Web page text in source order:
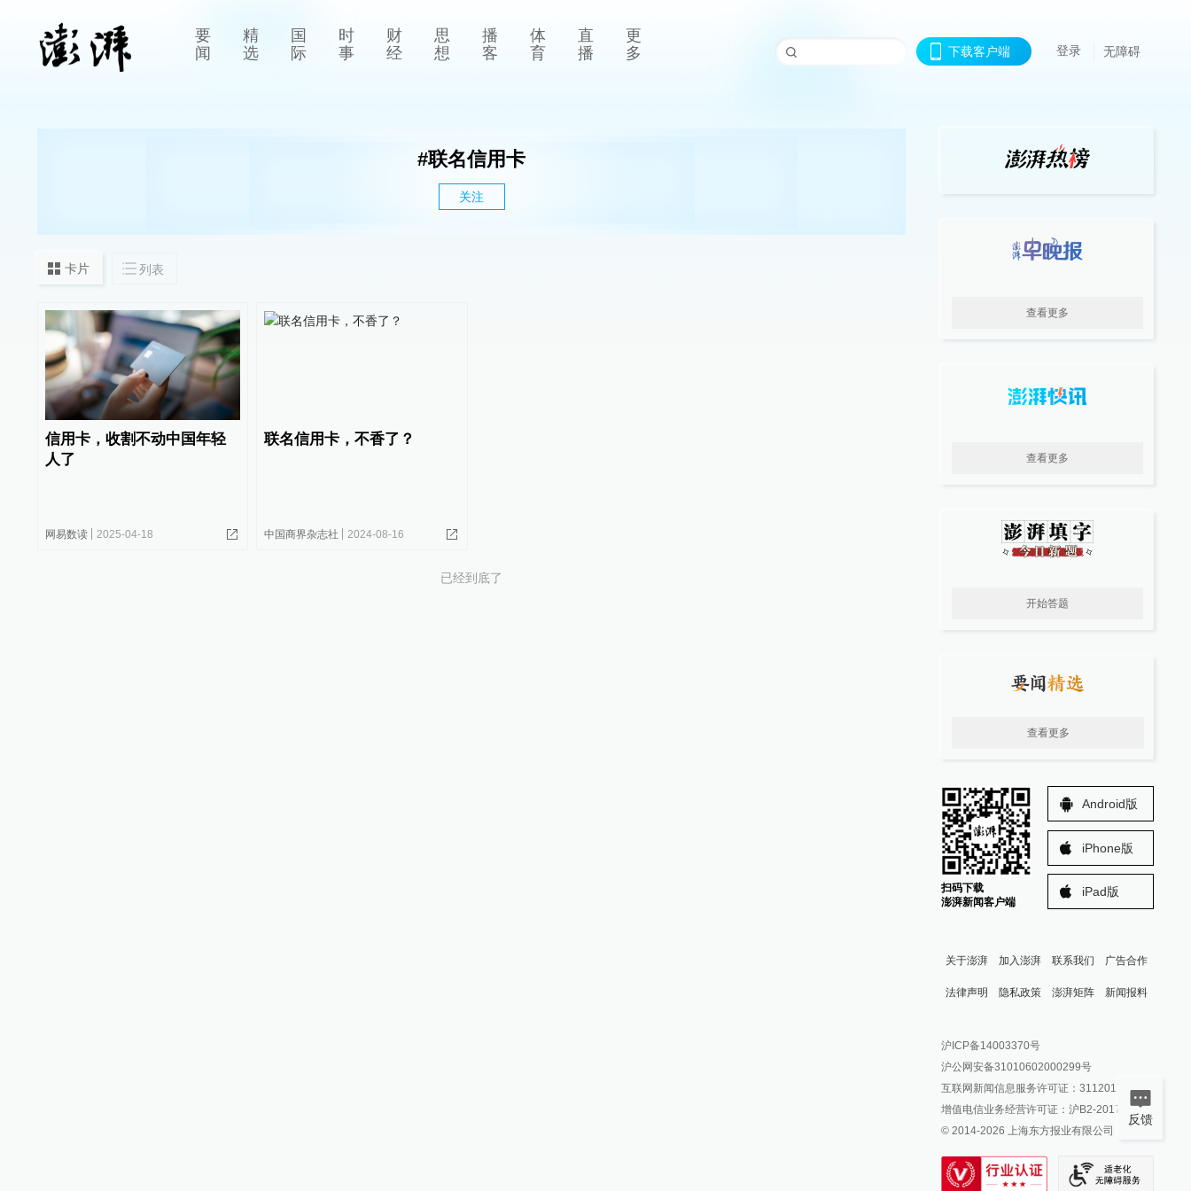
要
闻
精
选
国
际
时
事
财
经
思
想
播
客
体
育
直
播
更
多
下载客户端 登录 无障碍
#联名信用卡
关注
卡片 列表
信用卡，收割不动中国年轻
人了
网易数读 2025-04-18
联名信用卡，不香了？
中国商界杂志社 2024-08-16
已经到底了
查看更多
查看更多
开始答题
查看更多
扫码下载
澎湃新闻客户端
Android版
iPhone版
iPad版
关于澎湃 加入澎湃 联系我们 广告合作
法律声明 隐私政策 澎湃矩阵
澎湃新闻公众号
澎湃新闻抖音号
派生万物开放平台
IP SHANGHAI
SIXTH TONE
新闻报料
报料邮箱: news@thepaper.cn
沪ICP备14003370号
沪公网安备31010602000299号
互联网新闻信息服务许可证：31120170006
增值电信业务经营许可证：沪B2-2017116
© 2014-2026 上海东方报业有限公司
反馈